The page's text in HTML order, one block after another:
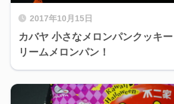
2017年10月15日
カバヤ 小さなメロンパンクッキ
リームメロンパン！